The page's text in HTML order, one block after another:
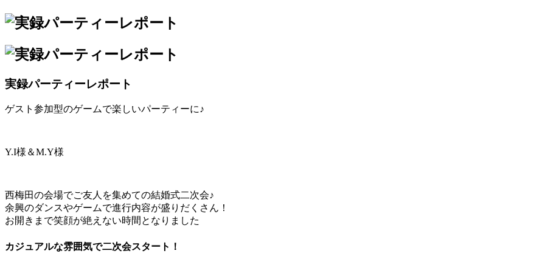
実録パーティーレポート
ゲスト参加型のゲームで楽しいパーティーに♪
Y.I様＆M.Y様
西梅田の会場でご友人を集めての結婚式二次会♪
余興のダンスやゲームで進行内容が盛りだくさん！
お開きまで笑顔が絶えない時間となりました
カジュアルな雰囲気で二次会スタート！